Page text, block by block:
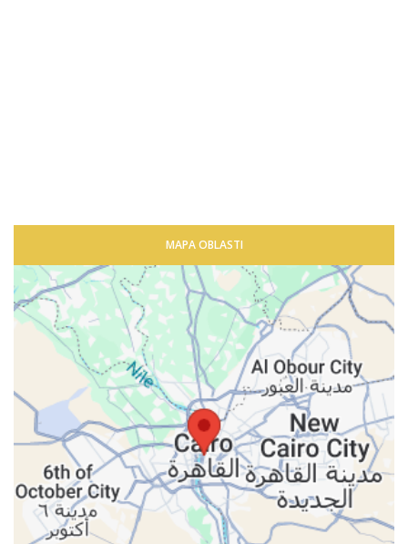
MAPA OBLASTI